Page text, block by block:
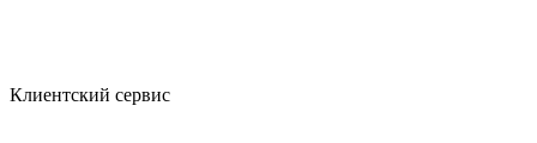
Клиентский сервис